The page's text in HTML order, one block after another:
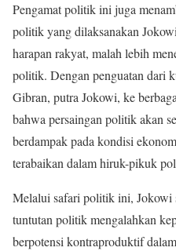
Pengamat politik ini juga
politik yang dilaksanakan
harapan rakyat, malah lebih
politik. Dengan penguatan dari
Gibran, putra Jokowi, ke
bahwa persaingan politik akan
berdampak pada kondisi
terabaikan dalam hiruk-pikuk
Melalui safari politik ini, Jokowi
tuntutan politik mengalahkan
berpotensi kontraproduktif